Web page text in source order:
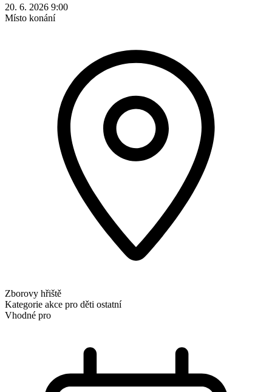
20. 6. 2026 9:00
Místo konání
Zborovy hřiště
Kategorie akce pro děti ostatní
Vhodné pro